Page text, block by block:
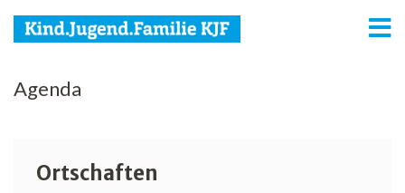
KJF
Agenda
Ortschaften